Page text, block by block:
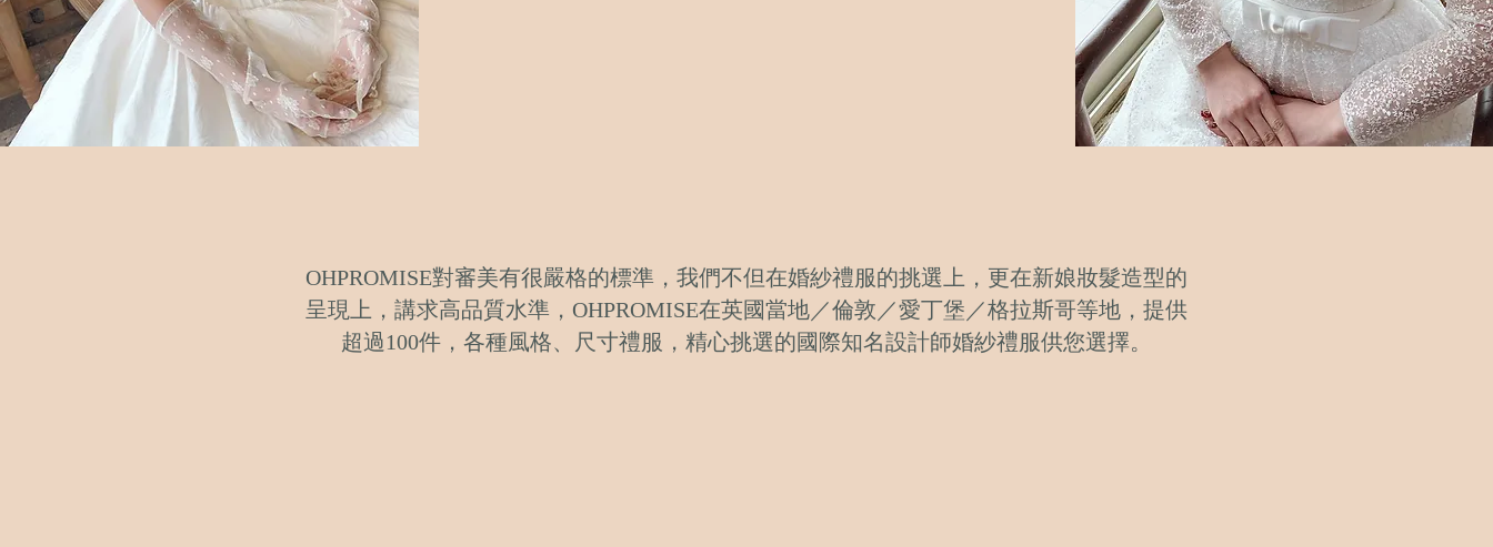
OHPROMISE對審美有很嚴格的標準，我們不但在婚紗禮服的挑選上，更在新娘妝髮造型的
呈現上，講求高品質水準，OHPROMISE在英國當地／倫敦／愛丁堡／格拉斯哥等地，提供
超過100件，各種風格、尺寸禮服，精心挑選的國際知名設計師婚紗禮服供您選擇。